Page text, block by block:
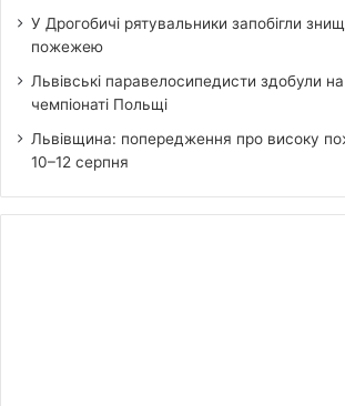
У Дрогобичі рятувальники запобігли
пожежею
Львівські паравелосипедисти здобули
чемпіонаті Польщі
Львівщина: попередження про високу
10–12 серпня